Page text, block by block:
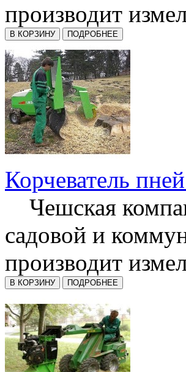
производит
Корчеватель
Чешская
садовой и
производит